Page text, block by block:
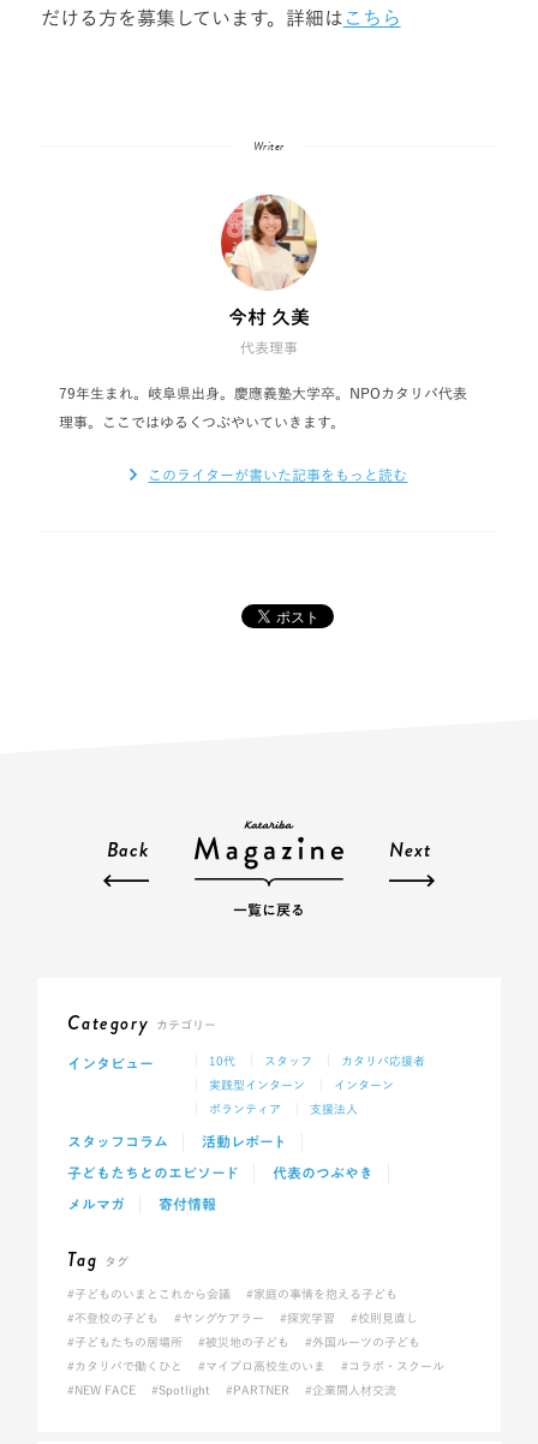
だける方を募集しています。詳細は こちら
Writer
今村 久美
代表理事
79年生まれ。岐阜県出身。慶應義塾大学卒。NPOカタリバ代表
理事。ここではゆるくつぶやいていきます。
このライターが書いた記事をもっと読む
Back
一覧に戻る
Next
Category カテゴリー
インタビュー 10代 スタッフ
カタリバ応援者
実践型インターン
インターン
ボランティア
支援法人
スタッフコラム
活動レポート
子どもたちとのエピソード
代表のつぶやき
メルマガ
寄付情報
Tag タグ
#子どものいまとこれから会議
#家庭の事情を抱える子ども
#不登校の子ども
#ヤングケアラー #探究学習
#校則見直し
#子どもたちの居場所
#被災地の子ども
#外国ルーツの子ども
#カタリバで働くひと
#マイプロ高校生のいま
#コラボ・スクール
#NEW FACE
#Spotlight #PARTNER #企業間人材交流